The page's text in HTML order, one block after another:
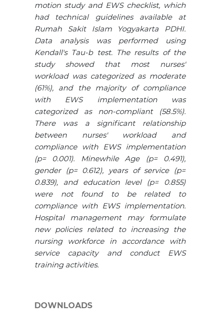
motion study and EWS checklist, which
had technical guidelines available at
Rumah Sakit Islam Yogyakarta PDHI.
Data analysis was performed using
Kendall's Tau-b test. The results of the
study showed that most nurses'
workload was categorized as moderate
(61%), and the majority of compliance
with EWS implementation was
categorized as non-compliant (58.5%).
There was a significant relationship
between nurses' workload and
compliance with EWS implementation
(p= 0.001). Minewhile Age (p= 0.491),
gender (p= 0.612), years of service (p=
0.839), and education level (p= 0.855)
were not found to be related to
compliance with EWS implementation.
Hospital management may formulate
new policies related to increasing the
nursing workforce in accordance with
service capacity and conduct EWS
training activities.
DOWNLOADS